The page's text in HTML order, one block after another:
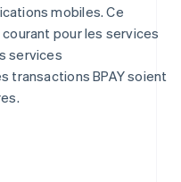
mobiles. Ce
pour les services
services
transactions BPAY soient